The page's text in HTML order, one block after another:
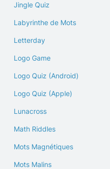
Jingle Quiz
Labyrinthe de Mots
Letterday
Logo Game
Logo Quiz (Android)
Logo Quiz (Apple)
Lunacross
Math Riddles
Mots Magnétiques
Mots Malins